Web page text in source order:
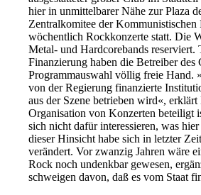
hier in unmittelbarer Nähe zur Plaza
Zentralkomitee der Kommunistischen
wöchentlich Rockkonzerte statt. Die
Metal- und Hardcorebands reserviert.
Finanzierung haben die Betreiber des
Programmauswahl völlig freie Hand.
von der Regierung finanzierte
aus der Szene betrieben wird«,
Organisation von Konzerten beteiligt
sich nicht dafür interessieren, was
dieser Hinsicht habe sich in letzter
verändert. Vor zwanzig Jahren wäre
Rock noch undenkbar gewesen,
schweigen davon, daß es vom Staat